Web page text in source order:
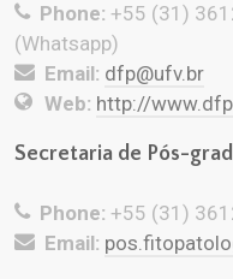
Phone: +55 (31)
(Whatsapp)
Email: dfp@ufv.br
Web: http://
Secretaria de Pós-
Phone: +55 (31)
Email: